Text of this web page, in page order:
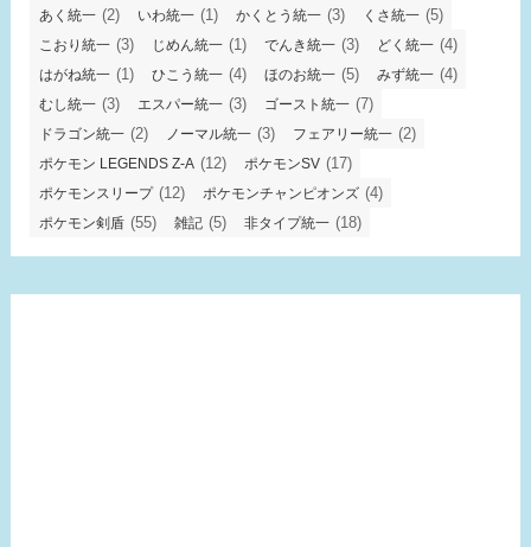
あく統一 (2) いわ統一 (1) かくとう統一 (3) くさ統一 (5)
こおり統一 (3) じめん統一 (1) でんき統一 (3) どく統一 (4)
はがね統一 (1) ひこう統一 (4) ほのお統一 (5) みず統一 (4)
むし統一 (3) エスパー統一 (3) ゴースト統一 (7)
ドラゴン統一 (2) ノーマル統一 (3) フェアリー統一 (2)
ポケモン LEGENDS Z-A (12) ポケモンSV (17)
ポケモンスリープ(12) ポケモンチャンピオンズ (4)
ポケモン剣盾 (55) 雑記 (5) 非タイプ統一 (18)